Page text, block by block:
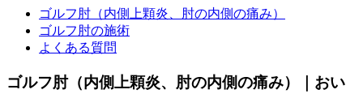
ゴルフ肘（内側上顆炎、肘の内側の痛み）
ゴルフ肘の施術
よくある質問
ゴルフ肘（内側上顆炎、肘の内側の痛み）｜おい